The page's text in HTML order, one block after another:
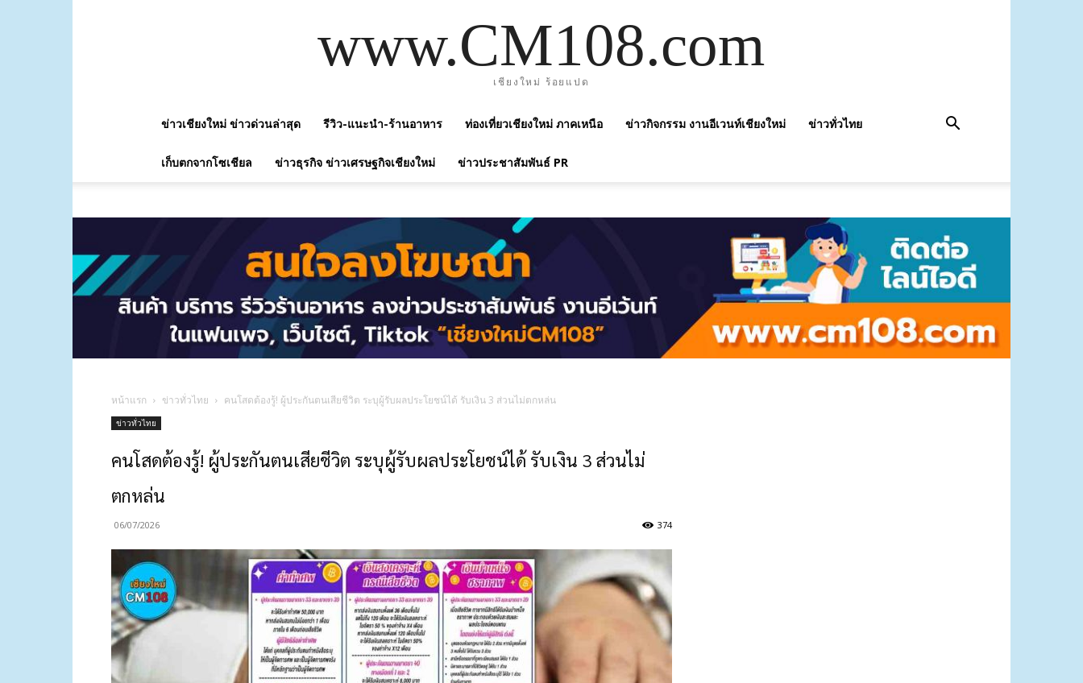
www.CM108.com
เชียงใหม่ ร้อยแปด
ข่าวเชียงใหม่ ข่าวด่วนล่าสุด รีวิว-แนะนำ-ร้านอาหาร ท่องเที่ยวเชียงใหม่ ภาคเหนือ ข่าวกิจกรรม งานอีเวนท์เชียงใหม่ ข่าวทั่วไทย
เก็บตกจากโซเชียล ข่าวธุรกิจ ข่าวเศรษฐกิจเชียงใหม่ ข่าวประชาสัมพันธ์ PR
หน้าแรก ข่าวทั่วไทย คนโสดต้องรู้! ผู้ประกันตนเสียชีวิต ระบุผู้รับผลประโยชน์ได้ รับเงิน 3 ส่วนไม่ตกหล่น
ข่าวทั่วไทย
คนโสดต้องรู้! ผู้ประกันตนเสียชีวิต ระบุผู้รับผลประโยชน์ได้ รับเงิน 3 ส่วนไม่
ตกหล่น
06/07/2026 374